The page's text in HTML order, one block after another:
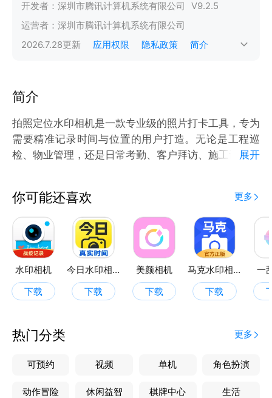
开发者： 深圳市腾讯计算机系统有限公司 V9.2.5
运营者： 深圳市腾讯计算机系统有限公司
2026.7.28更新 应用权限 隐私政策 简介
简介
拍照定位水印相机是一款专业级的照片打卡工具，专为
需要精准记录时间与位置的用户打造。无论是工程巡
检、物业管理，还是日常考勤、客户拜访、施工记录等
信度。
核心功能
✅ 精准定位，真实可信：采用高精度GPS定位技术，
确保水印信息准确，防止虚假打卡。
✅ 自动添加水印：时间、地点、设备信息等一键嵌入
照片，方便管理与归档。
场细节，满足多种记录需求。
✅ 多种水印模板：提供多种打卡模板，可适用于考
勤、巡检、施工、客户拜访等不同场景。
社交平台或发送至同事、客户，提升沟通效率。
展开
你可能还喜欢 更多
水印相机
下载
今日水印相机
下载
美颜相机
下载
马克水印相机
下载
一
热门分类 更多
可预约 视频 单机 角色扮演
动作冒险 休闲益智 棋牌中心 生活